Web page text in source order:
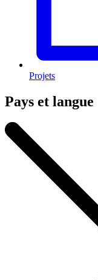
Projets
Pays et langue